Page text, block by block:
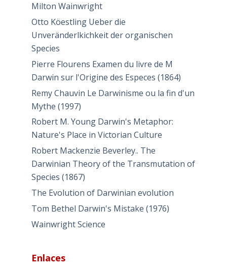
Milton Wainwright
Otto Köestling Ueber die
Unveränderlkichkeit der organischen
Species
Pierre Flourens Examen du livre de M
Darwin sur l'Origine des Especes (1864)
Remy Chauvin Le Darwinisme ou la fin d'un
Mythe (1997)
Robert M. Young Darwin's Metaphor:
Nature's Place in Victorian Culture
Robert Mackenzie Beverley.. The
Darwinian Theory of the Transmutation of
Species (1867)
The Evolution of Darwinian evolution
Tom Bethel Darwin's Mistake (1976)
Wainwright Science
Enlaces